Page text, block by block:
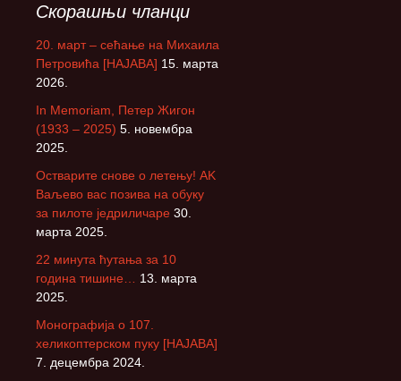
Скорашњи чланци
20. март – сећање на Михаила
Петровића [НАЈАВА] 15. марта
2026.
In Memoriam, Петер Жигон
(1933 – 2025) 5. новембра
2025.
Остварите снове о летењу! АK
Ваљево вас позива на обуку
за пилоте једриличаре 30.
марта 2025.
22 минута ћутања за 10
година тишине…
13. марта
2025.
Монографија о 107.
хеликоптерском пуку [НАЈАВА]
7. децембра 2024.